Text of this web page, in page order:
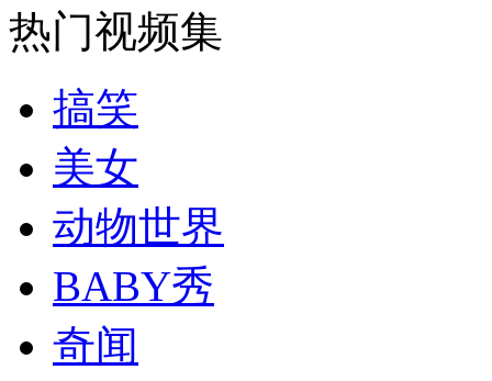
司机酒驾遇交警 急速倒车逃窜
热门视频集
搞笑
美女
动物世界
BABY秀
奇闻